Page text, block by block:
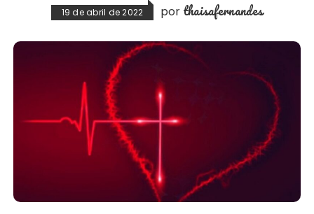
19 de abril de 2022 por thaisafernandes